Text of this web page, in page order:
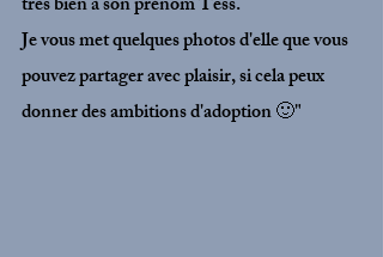
Je vous met quelques photos d'elle que vous
pouvez partager avec plaisir, si cela peux
donner des ambitions d'adoption 🙂"